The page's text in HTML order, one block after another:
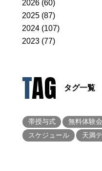
2026 (60)
2025 (87)
2024 (107)
2023 (77)
TAG タグ一覧
帯授与式 無料体験会
スケジュール
天満